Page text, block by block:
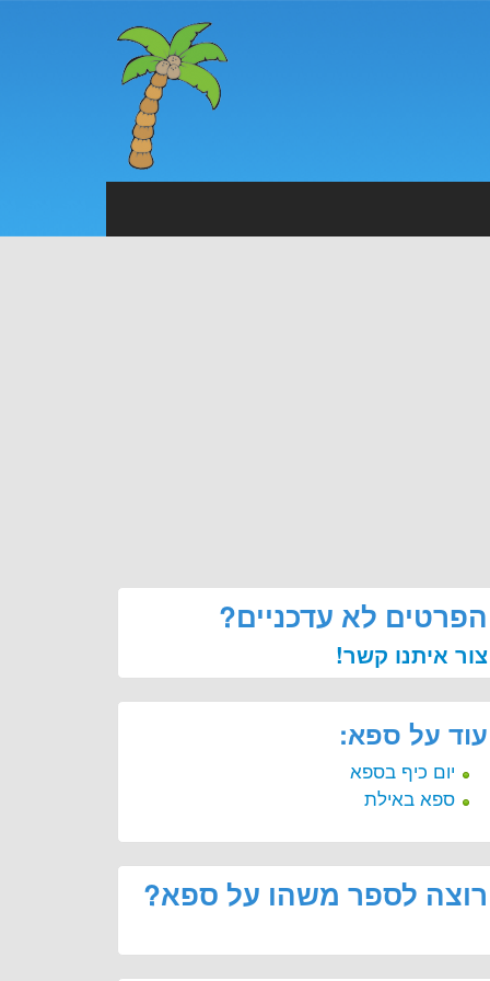
הפרטים לא עדכניים?
צור איתנו קשר!
עוד על ספא:
יום כיף בספא
ספא באילת
רוצה לספר משהו על ספא?